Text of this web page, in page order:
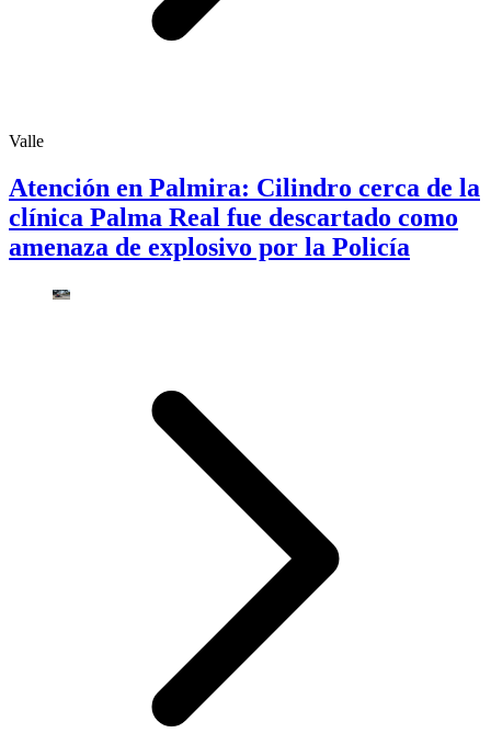
Valle
Atención en Palmira: Cilindro cerca de la
clínica Palma Real fue descartado como
amenaza de explosivo por la Policía